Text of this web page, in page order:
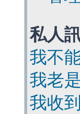
私人
我不
我老
我收